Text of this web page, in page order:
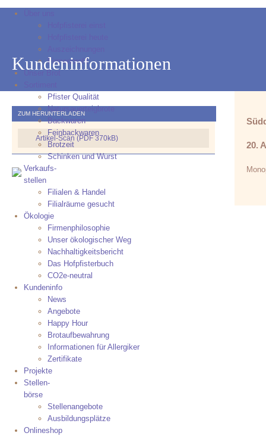
Firmenprofil
Pfister Qualität
Natursauerteigbrote
Backwaren
Feinbackwaren
Brotzeit
Schinken und Wurst
Verkaufs-
stellen
Filialen & Handel
Filialräume gesucht
Ökologie
Firmenphilosophie
Unser ökologischer Weg
Nachhaltigkeitsbericht
Das Hofpfisterbuch
CO2e-neutral
Kundeninfo
News
Angebote
Happy Hour
Brotaufbewahrung
Informationen für Allergiker
Zertifikate
Projekte
Stellen-
börse
Stellenangebote
Ausbildungsplätze
Onlineshop
Kundeninformationen
ZUM HERUNTERLADEN
Artikel-Scan (PDF 370kB)
20.